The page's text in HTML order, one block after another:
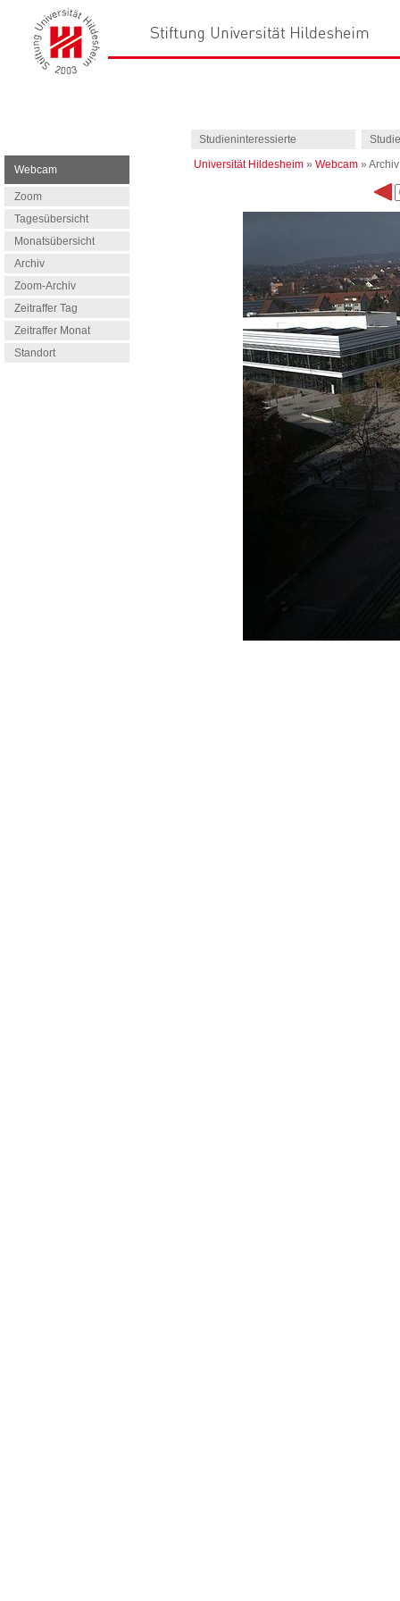
Studieninteressierte
Webcam
Zoom
Tagesübersicht
Monatsübersicht
Archiv
Zoom-Archiv
Zeitraffer Tag
Zeitraffer Monat
Standort
Universität Hildesheim » Webcam » Archiv